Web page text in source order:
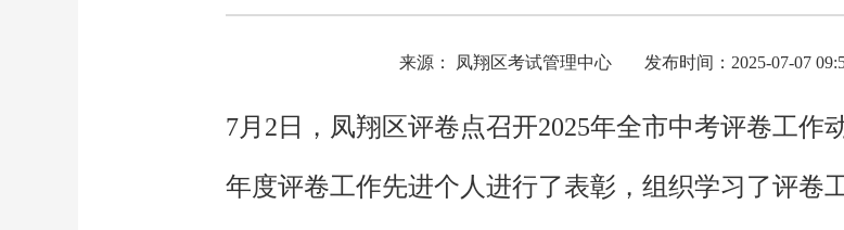
来源： 凤翔区考试管理中心 发布时间：2025-07-07
7月2日，凤翔区评卷点召开2025年全市中考评卷工作
年度评卷工作先进个人进行了表彰，组织学习了评卷